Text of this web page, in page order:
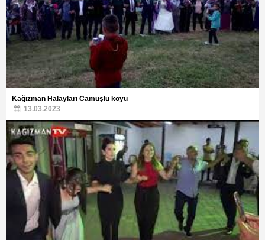
Kağızman Halayları Camuşlu köyü
13.03.2023